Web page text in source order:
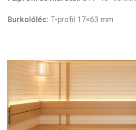
Burkolóléc: T-profil 17×63 mm